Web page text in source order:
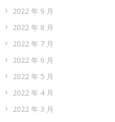
2022 年 9 月
2022 年 8 月
2022 年 7 月
2022 年 6 月
2022 年 5 月
2022 年 4 月
2022 年 3 月